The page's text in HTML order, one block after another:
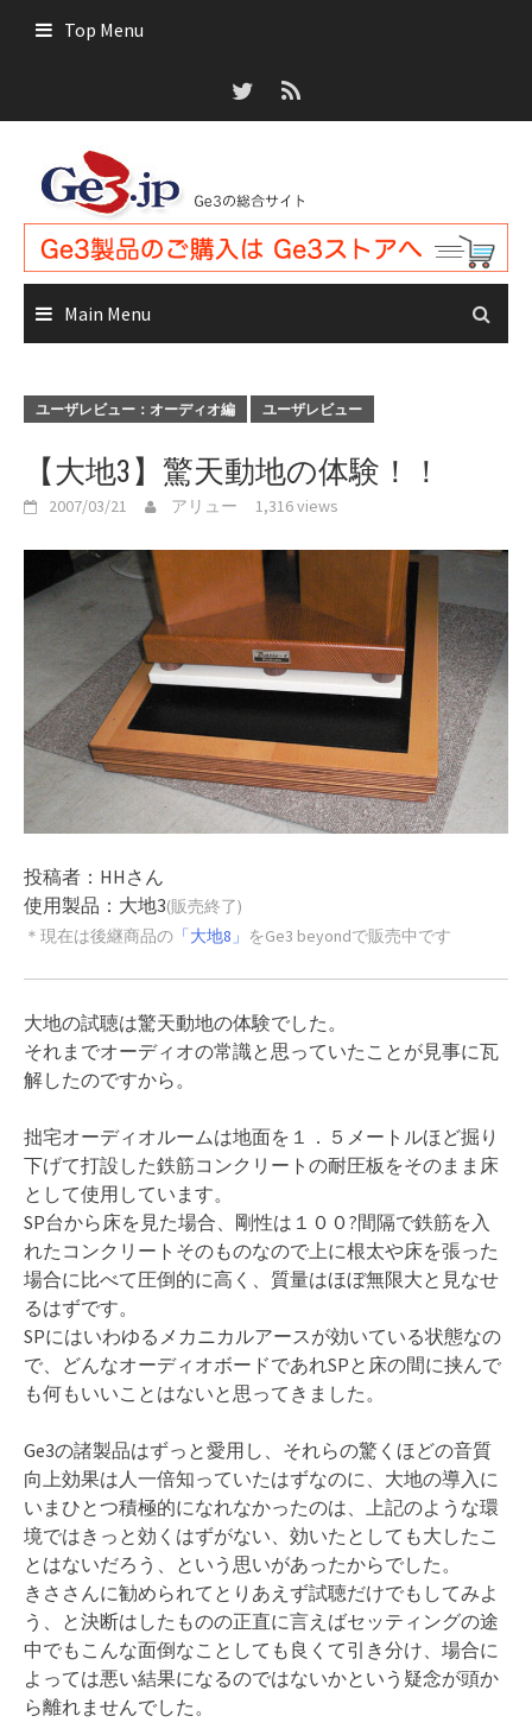
Top Menu
Main Menu
ユーザレビュー：オーディオ編 ユーザレビュー
【大地3】驚天動地の体験！！
2007/03/21 アリュー 1,316 views
投稿者：HHさん
使用製品：大地3(販売終了)
＊現在は後継商品の 「大地8」 をGe3 beyondで販売中です
大地の試聴は驚天動地の体験でした。
それまでオーディオの常識と思っていたことが見事に瓦
解したのですから。
拙宅オーディオルームは地面を１．５メートルほど掘り
下げて打設した鉄筋コンクリートの耐圧板をそのまま床
として使用しています。
SP台から床を見た場合、剛性は１００?間隔で鉄筋を入
れたコンクリートそのものなので上に根太や床を張った
場合に比べて圧倒的に高く、質量はほぼ無限大と見なせ
るはずです。
SPにはいわゆるメカニカルアースが効いている状態なの
で、どんなオーディオボードであれSPと床の間に挟んで
も何もいいことはないと思ってきました。
Ge3の諸製品はずっと愛用し、それらの驚くほどの音質
向上効果は人一倍知っていたはずなのに、大地の導入に
いまひとつ積極的になれなかったのは、上記のような環
境ではきっと効くはずがない、効いたとしても大したこ
とはないだろう、という思いがあったからでした。
きささんに勧められてとりあえず試聴だけでもしてみよ
う、と決断はしたものの正直に言えばセッティングの途
中でもこんな面倒なことしても良くて引き分け、場合に
よっては悪い結果になるのではないかという疑念が頭か
ら離れませんでした。